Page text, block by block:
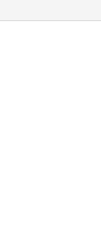
palletkantelhek